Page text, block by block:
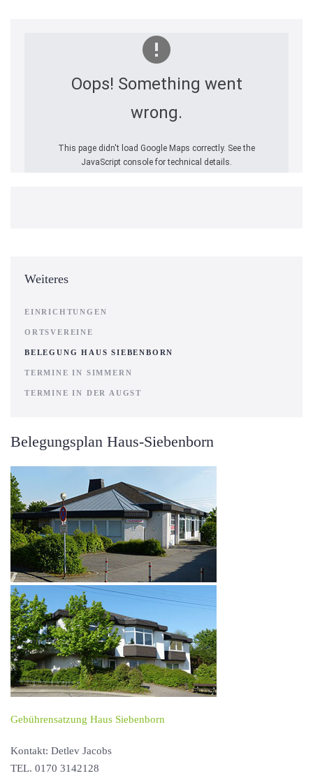
Oops! Something went
wrong.
This page didn't load Google Maps correctly. See the
JavaScript console for technical details.
Weiteres
EINRICHTUNGEN
ORTSVEREINE
BELEGUNG HAUS SIEBENBORN
TERMINE IN SIMMERN
TERMINE IN DER AUGST
Belegungsplan Haus-Siebenborn
Gebührensatzung Haus Siebenborn
Kontakt: Detlev Jacobs
TEL. 0170 3142128